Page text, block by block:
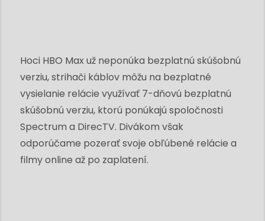
Hoci HBO Max už neponúka bezplatnú skúšobnú
verziu, strihači káblov môžu na bezplatné
vysielanie relácie využívať 7-dňovú bezplatnú
skúšobnú verziu, ktorú ponúkajú spoločnosti
Spectrum a DirecTV. Divákom však
odporúčame pozerať svoje obľúbené relácie a
filmy online až po zaplatení.